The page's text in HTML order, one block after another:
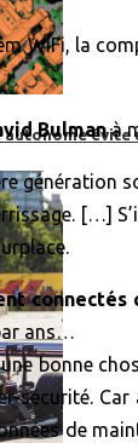
évite
WiFi, la
Bulmanà
génération
[…]
connectés
ans…
bonne
sécurité.
de